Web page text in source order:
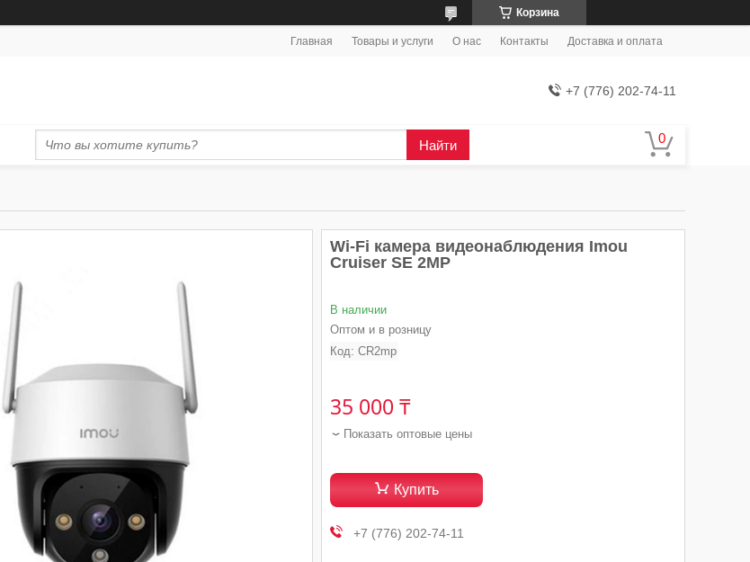
Корзина
Главная Товары и услуги О нас Контакты Доставка и оплата
+7 (776) 202-74-11
Найти
Wi-Fi камера видеонаблюдения Imou
Cruiser SE 2MP
В наличии
Оптом и в розницу
Код: CR2mp
35 000 ₸
Показать оптовые цены
Купить
+7 (776) 202-74-11